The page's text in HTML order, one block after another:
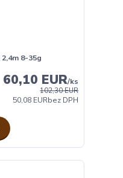
2,4m 8-35g
102,30 EUR
60,10 EUR/ks
50,08 EURbez DPH